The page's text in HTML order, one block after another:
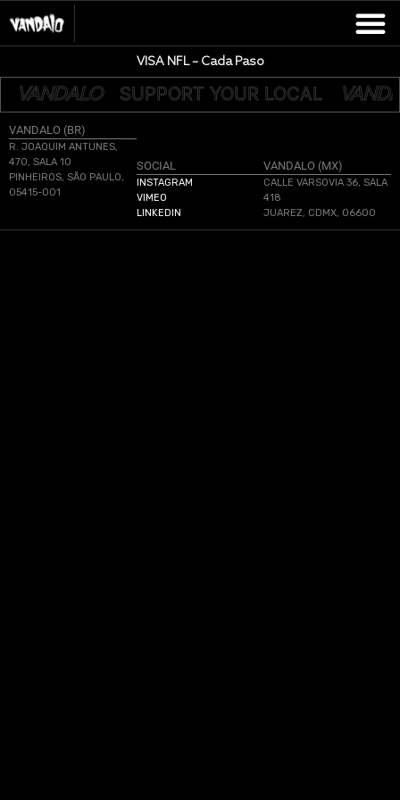
VISA NFL – Cada Paso
VANDALO SUPPORT YOUR LOCAL
VANDALO (BR)
R. JOAQUIM ANTUNES,
470, SALA 10
PINHEIROS, SÃO PAULO,
05415-001
VANDALO (MX)
CALLE VARSOVIA 36, SALA
418
JUAREZ, CDMX, 06600
SOCIAL
INSTAGRAM
VIMEO
LINKEDIN